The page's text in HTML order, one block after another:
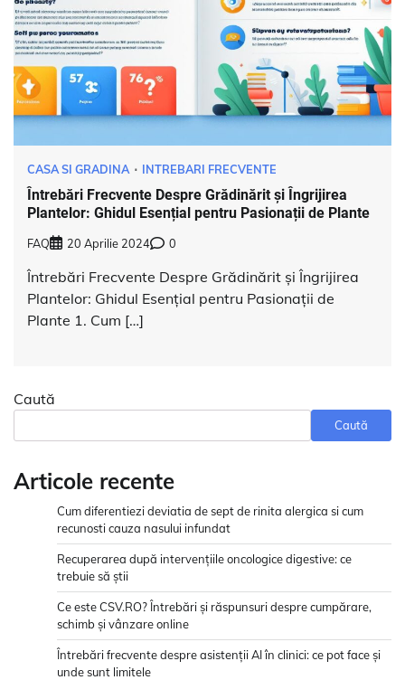
CASA SI GRADINA INTREBARI FRECVENTE
Întrebări Frecvente Despre Grădinărit și Îngrijirea
Plantelor: Ghidul Esențial pentru Pasionații de Plante
FAQ 20 Aprilie 2024 0
Întrebări Frecvente Despre Grădinărit și Îngrijirea
Plantelor: Ghidul Esențial pentru Pasionații de
Plante 1. Cum […]
Caută
Caută
Articole recente
Cum diferentiezi deviatia de sept de rinita alergica si cum
recunosti cauza nasului infundat
Recuperarea după intervențiile oncologice digestive: ce
trebuie să știi
Ce este CSV.RO? Întrebări și răspunsuri despre cumpărare,
schimb și vânzare online
Întrebări frecvente despre asistenții AI în clinici: ce pot face și
unde sunt limitele